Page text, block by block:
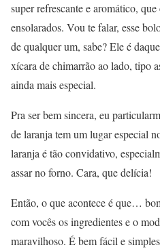
super refrescante e aromático,
ensolarados. Vou te falar, esse
de qualquer um, sabe? Ele é
xícara de chimarrão ao lado, tipo
ainda mais especial.
Pra ser bem sincera, eu
de laranja tem um lugar especial
laranja é tão convidativo,
assar no forno. Cara, que delícia!
Então, o que acontece é que…
com vocês os ingredientes e o
maravilhoso. É bem fácil e